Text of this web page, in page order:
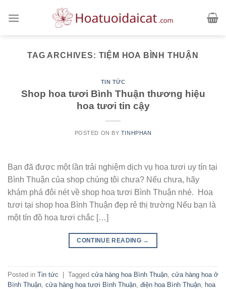
TAG ARCHIVES: TIỆM HOA BÌNH THUẬN
TIN TỨC
Shop hoa tươi Bình Thuận thương hiệu
hoa tươi tin cậy
POSTED ON BY TINHPHAN
Bạn đã được một lần trải nghiệm dịch vụ hoa tươi uy tín tại
Bình Thuận của shop chúng tôi chưa? Nếu chưa, hãy
khám phá đôi nét về shop hoa tươi Bình Thuận nhé. Hoa
tươi tại shop hoa Bình Thuận đẹp rẻ thị trường Nếu bạn là
một tín đồ hoa tươi chắc […]
CONTINUE READING →
Posted in Tin tức Tagged cửa hàng hoa Bình Thuận cửa hàng hoa ở
Bình Thuận cửa hàng hoa tươi Bình Thuận điện hoa Bình Thuận
hoa